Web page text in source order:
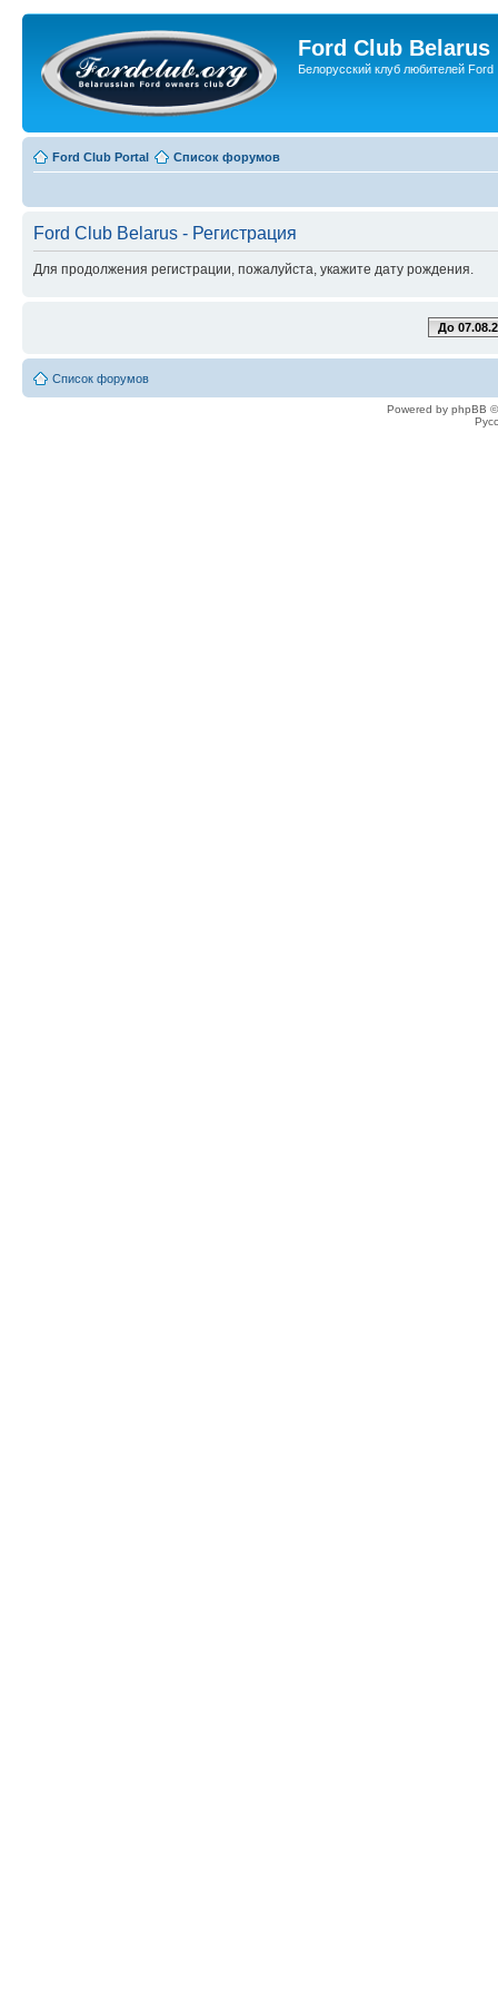
Ford Club Belarus
Белорусский клуб любителей Ford
Ford Club Portal Список форумов
Ford Club Belarus - Регистрация
Для продолжения регистрации, пожалуйста, укажите дату рождения.
До
Список форумов
Powered by phpBB